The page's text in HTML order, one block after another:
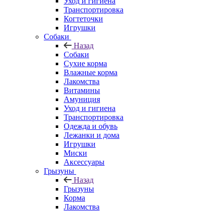
Транспортировка
Когтеточки
Игрушки
Собаки
Назад
Собаки
Сухие корма
Влажные корма
Лакомства
Витамины
Амуниция
Уход и гигиена
Транспортировка
Одежда и обувь
Лежанки и дома
Игрушки
Миски
Аксессуары
Грызуны
Назад
Грызуны
Корма
Лакомства